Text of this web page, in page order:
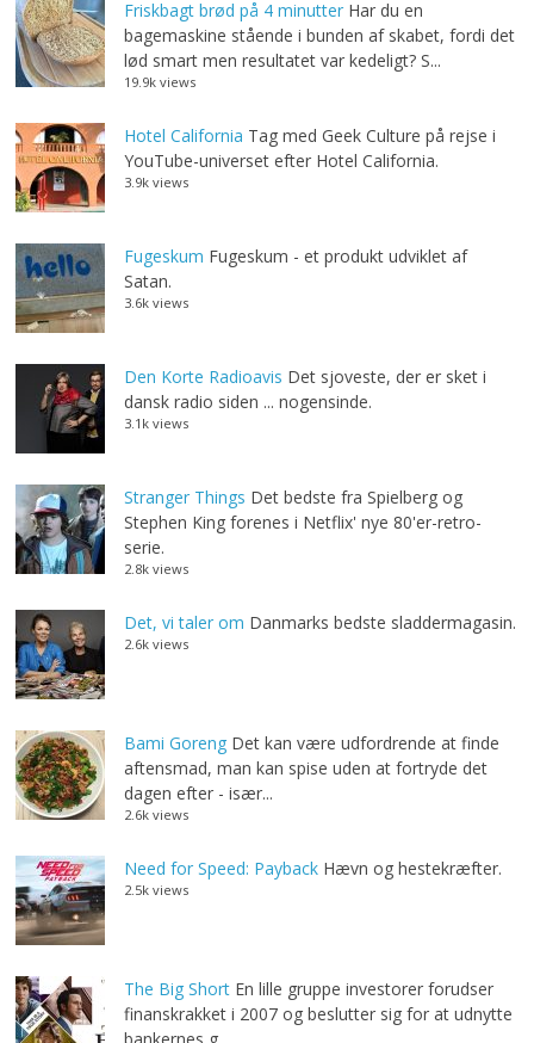
Friskbagt brød på 4 minutter Har du en
bagemaskine stående i bunden af skabet, fordi det
lød smart men resultatet var kedeligt? S...
19.9k views
Hotel California Tag med Geek Culture på rejse i
YouTube-universet efter Hotel California.
3.9k views
Fugeskum Fugeskum - et produkt udviklet af
Satan.
3.6k views
Den Korte Radioavis Det sjoveste, der er sket i
dansk radio siden ... nogensinde.
3.1k views
Stranger Things Det bedste fra Spielberg og
Stephen King forenes i Netflix' nye 80'er-retro-
serie.
2.8k views
Det, vi taler om Danmarks bedste sladdermagasin.
2.6k views
Bami Goreng Det kan være udfordrende at finde
aftensmad, man kan spise uden at fortryde det
dagen efter - især...
2.6k views
Need for Speed: Payback Hævn og hestekræfter.
2.5k views
The Big Short En lille gruppe investorer forudser
finanskrakket i 2007 og beslutter sig for at udnytte
bankernes g...